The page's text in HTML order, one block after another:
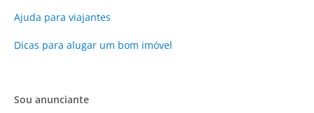
Ajuda para viajantes
Dicas para alugar um bom imóvel
Sou anunciante